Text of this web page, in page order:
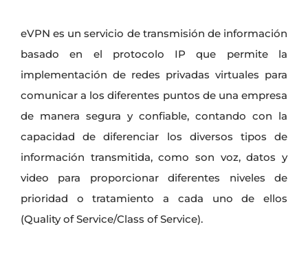
eVPN es un servicio de transmisión de información
basado en el protocolo IP que permite la
implementación de redes privadas virtuales para
comunicar a los diferentes puntos de una empresa
de manera segura y confiable, contando con la
capacidad de diferenciar los diversos tipos de
información transmitida, como son voz, datos y
video para proporcionar diferentes niveles de
prioridad o tratamiento a cada uno de ellos
(Quality of Service/Class of Service).